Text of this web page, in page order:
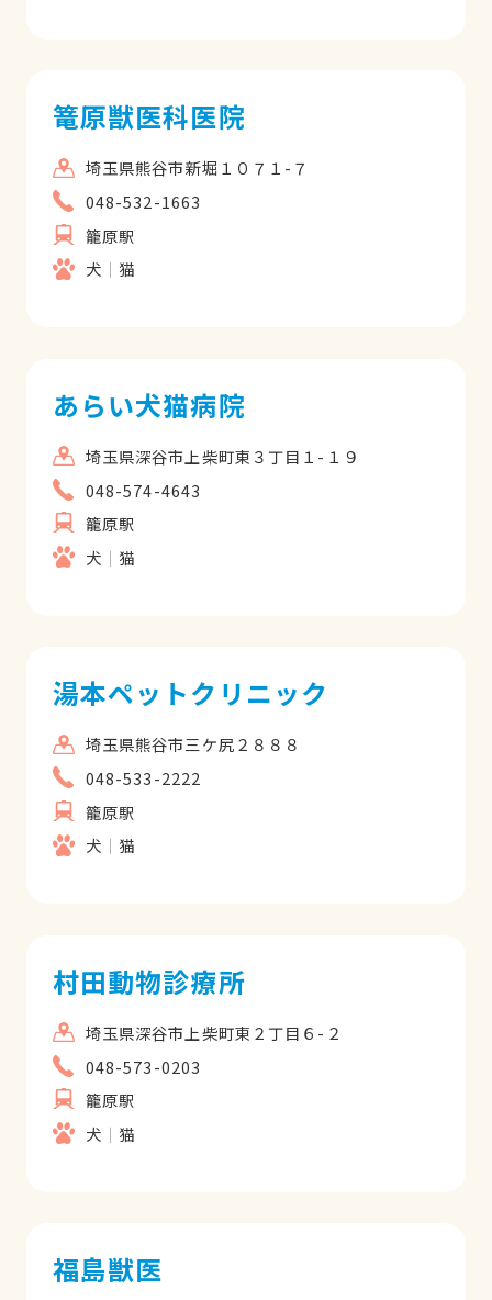
篭原獣医科医院
埼玉県熊谷市新堀１０７１-７
048-532-1663
籠原駅
犬
猫
あらい犬猫病院
埼玉県深谷市上柴町東３丁目１-１９
048-574-4643
籠原駅
犬
猫
湯本ペットクリニック
埼玉県熊谷市三ケ尻２８８８
048-533-2222
籠原駅
犬
猫
村田動物診療所
埼玉県深谷市上柴町東２丁目６-２
048-573-0203
籠原駅
犬
猫
福島獣医